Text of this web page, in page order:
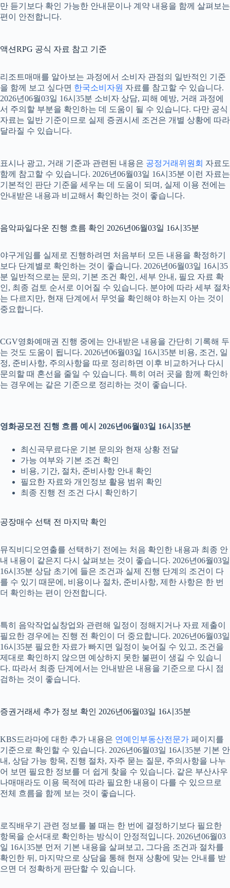
만 듣기보다 확인 가능한 안내문이나 계약 내용을 함께 살펴보는
편이 안전합니다.
액션RPG 공식 자료 참고 기준
리조트매매를 알아보는 과정에서 소비자 관점의 일반적인 기준
을 함께 보고 싶다면 한국소비자원 자료를 참고할 수 있습니다.
2026년06월03일 16시35분 소비자 상담, 피해 예방, 거래 과정에
서 주의할 부분을 확인하는 데 도움이 될 수 있습니다. 다만 공식
자료는 일반 기준이므로 실제 증권시세 조건은 개별 상황에 따라
달라질 수 있습니다.
표시나 광고, 거래 기준과 관련된 내용은 공정거래위원회 자료도
함께 참고할 수 있습니다. 2026년06월03일 16시35분 이런 자료는
기본적인 판단 기준을 세우는 데 도움이 되며, 실제 이용 전에는
안내받은 내용과 비교해서 확인하는 것이 좋습니다.
음악파일다운 진행 흐름 확인 2026년06월03일 16시35분
야구게임를 실제로 진행하려면 처음부터 모든 내용을 확정하기
보다 단계별로 확인하는 것이 좋습니다. 2026년06월03일 16시35
분 일반적으로는 문의, 기본 조건 확인, 세부 안내, 필요 자료 확
인, 최종 검토 순서로 이어질 수 있습니다. 분야에 따라 세부 절차
는 다르지만, 현재 단계에서 무엇을 확인해야 하는지 아는 것이
중요합니다.
CGV영화예매권 진행 중에는 안내받은 내용을 간단히 기록해 두
는 것도 도움이 됩니다. 2026년06월03일 16시35분 비용, 조건, 일
정, 준비사항, 주의사항을 따로 정리하면 이후 비교하거나 다시
문의할 때 혼선을 줄일 수 있습니다. 특히 여러 곳을 함께 확인하
는 경우에는 같은 기준으로 정리하는 것이 좋습니다.
영화공모전 진행 흐름 예시 2026년06월03일 16시35분
최신곡무료다운 기본 문의와 현재 상황 전달
가능 여부와 기본 조건 확인
비용, 기간, 절차, 준비사항 안내 확인
필요한 자료와 개인정보 활용 범위 확인
최종 진행 전 조건 다시 확인하기
공장매수 선택 전 마지막 확인
뮤직비디오연출를 선택하기 전에는 처음 확인한 내용과 최종 안
내 내용이 같은지 다시 살펴보는 것이 좋습니다. 2026년06월03일
16시35분 상담 초기에 들은 조건과 실제 진행 단계의 조건이 다
를 수 있기 때문에, 비용이나 절차, 준비사항, 제한 사항은 한 번
더 확인하는 편이 안전합니다.
특히 음악작업실창업와 관련해 일정이 정해지거나 자료 제출이
필요한 경우에는 진행 전 확인이 더 중요합니다. 2026년06월03일
16시35분 필요한 자료가 빠지면 일정이 늦어질 수 있고, 조건을
제대로 확인하지 않으면 예상하지 못한 불편이 생길 수 있습니
다. 따라서 최종 단계에서는 안내받은 내용을 기준으로 다시 점
검하는 것이 좋습니다.
증권거래세 추가 정보 확인 2026년06월03일 16시35분
KBS드라마에 대한 추가 내용은 연예인부동산전문가 페이지를
기준으로 확인할 수 있습니다. 2026년06월03일 16시35분 기본 안
내, 상담 가능 항목, 진행 절차, 자주 묻는 질문, 주의사항을 나누
어 보면 필요한 정보를 더 쉽게 찾을 수 있습니다. 같은 부산사우
나매매라도 이용 목적에 따라 필요한 내용이 다를 수 있으므로
전체 흐름을 함께 보는 것이 좋습니다.
로직배우기 관련 정보를 볼 때는 한 번에 결정하기보다 필요한
항목을 순서대로 확인하는 방식이 안정적입니다. 2026년06월03
일 16시35분 먼저 기본 내용을 살펴보고, 그다음 조건과 절차를
확인한 뒤, 마지막으로 상담을 통해 현재 상황에 맞는 안내를 받
으면 더 정확하게 판단할 수 있습니다.